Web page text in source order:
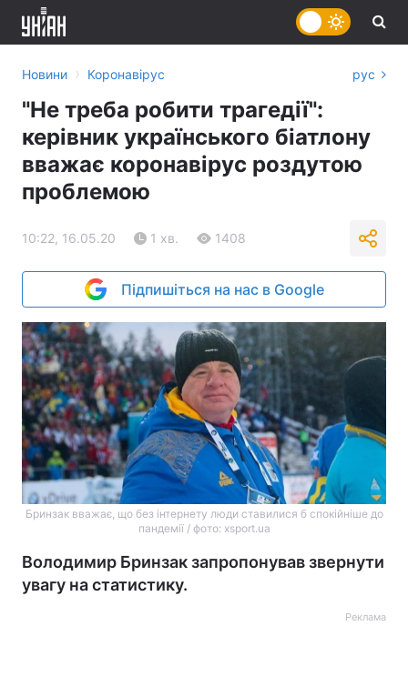
Новини › Коронавірус рус
"Не треба робити трагедії":
керівник українського біатлону
вважає коронавірус роздутою
проблемою
10:22, 16.05.20 1 хв. 1408
Підпишіться на нас в Google
Бринзак вважає, що без інтернету люди ставилися б спокійніше до
пандемії / фото: xsport.ua
Володимир Бринзак запропонував звернути
увагу на статистику.
Реклама